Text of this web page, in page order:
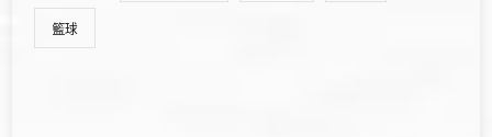
籃球